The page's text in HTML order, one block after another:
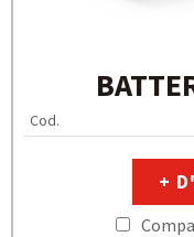
Cod.
+